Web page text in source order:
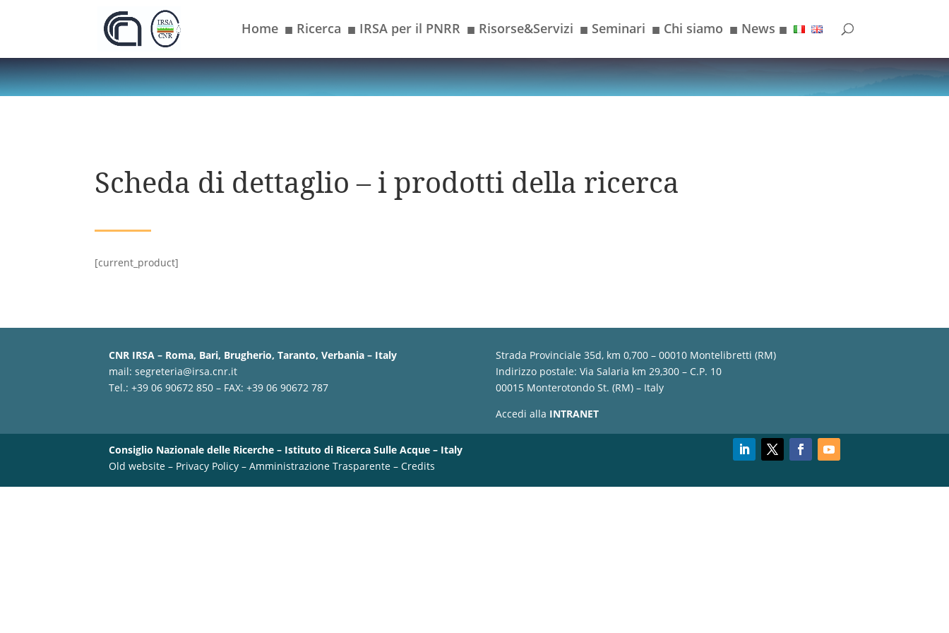
Home ■ Ricerca ■ IRSA per il PNRR ■ Risorse&Servizi ■ Seminari ■ Chi siamo ■ News ■
Scheda di dettaglio – i prodotti della ricerca
[current_product]
CNR IRSA – Roma, Bari, Brugherio, Taranto, Verbania – Italy
mail:segreteria@irsa.cnr.it
Tel.: +39 06 90672 850 – FAX: +39 06 90672 787
Strada Provinciale 35d, km 0,700 – 00010 Montelibretti (RM)
Indirizzo postale: Via Salaria km 29,300 – C.P. 10
00015 Monterotondo St. (RM) – Italy
Accedi alla INTRANET
Consiglio Nazionale delle Ricerche – Istituto di Ricerca Sulle Acque – Italy
Old website – Privacy Policy –Amministrazione Trasparente –Credits